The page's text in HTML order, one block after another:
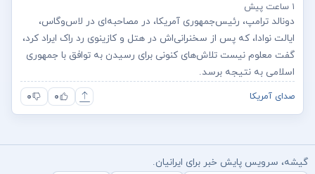
۱ ساعت پیش
دونالد ترامپ، رئیس‌جمهوری آمریکا، در مصاحبه‌ای در لاس‌وگاس،
ایالت نوادا، که پس از سخنرانی‌اش در هتل و کازینوی رد راک ایراد کرد،
گفت معلوم نیست تلاش‌های کنونی برای رسیدن به توافق با جمهوری
اسلامی به نتیجه برسد.
صدای آمریکا ۰ ۰
گیشه، سرویس پایش خبر برای ایرانیان.